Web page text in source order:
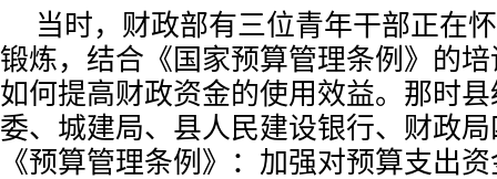
当时，财政部有三位青年干部正在
锻炼，结合《国家预算管理条例》的
如何提高财政资金的使用效益。那时
委、城建局、县人民建设银行、财政
《预算管理条例》：加强对预算支出